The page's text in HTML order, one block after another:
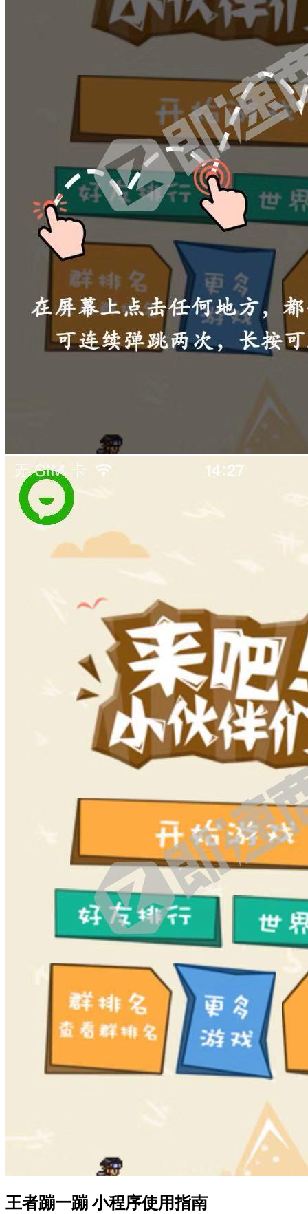
王者蹦一蹦 小程序使用指南